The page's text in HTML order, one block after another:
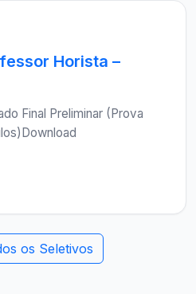
Horista –
Final Preliminar (Prova
os Seletivos